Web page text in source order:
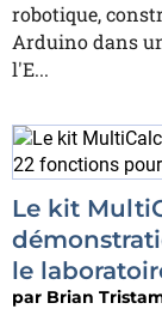
robotique,
Arduino dans
l'E...
Le kit
le
par Brian